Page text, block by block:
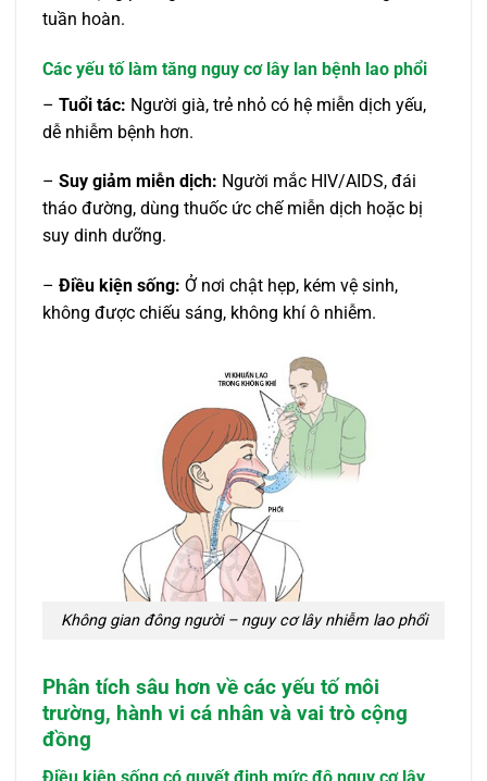
tuần hoàn.
Các yếu tố làm tăng nguy cơ lây lan bệnh lao phổi
– Tuổi tác: Người già, trẻ nhỏ có hệ miễn dịch yếu,
dễ nhiễm bệnh hơn.
– Suy giảm miễn dịch: Người mắc HIV/AIDS, đái
tháo đường, dùng thuốc ức chế miễn dịch hoặc bị
suy dinh dưỡng.
– Điều kiện sống: Ở nơi chật hẹp, kém vệ sinh,
không được chiếu sáng, không khí ô nhiễm.
Không gian đông người – nguy cơ lây nhiễm lao phổi
Phân tích sâu hơn về các yếu tố môi
trường, hành vi cá nhân và vai trò cộng
đồng
Điều kiện sống có quyết định mức độ nguy cơ lây